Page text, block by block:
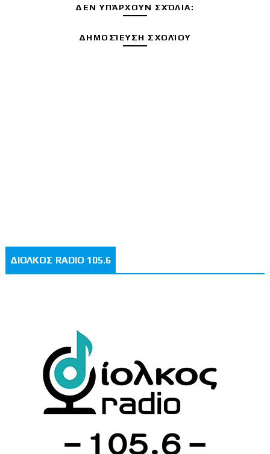
ΔΕΝ ΥΠΆΡΧΟΥΝ ΣΧΌΛΙΑ:
ΔΗΜΟΣΊΕΥΣΗ ΣΧΟΛΊΟΥ
ΔΙΟΛΚΟΣ RADIO 105.6